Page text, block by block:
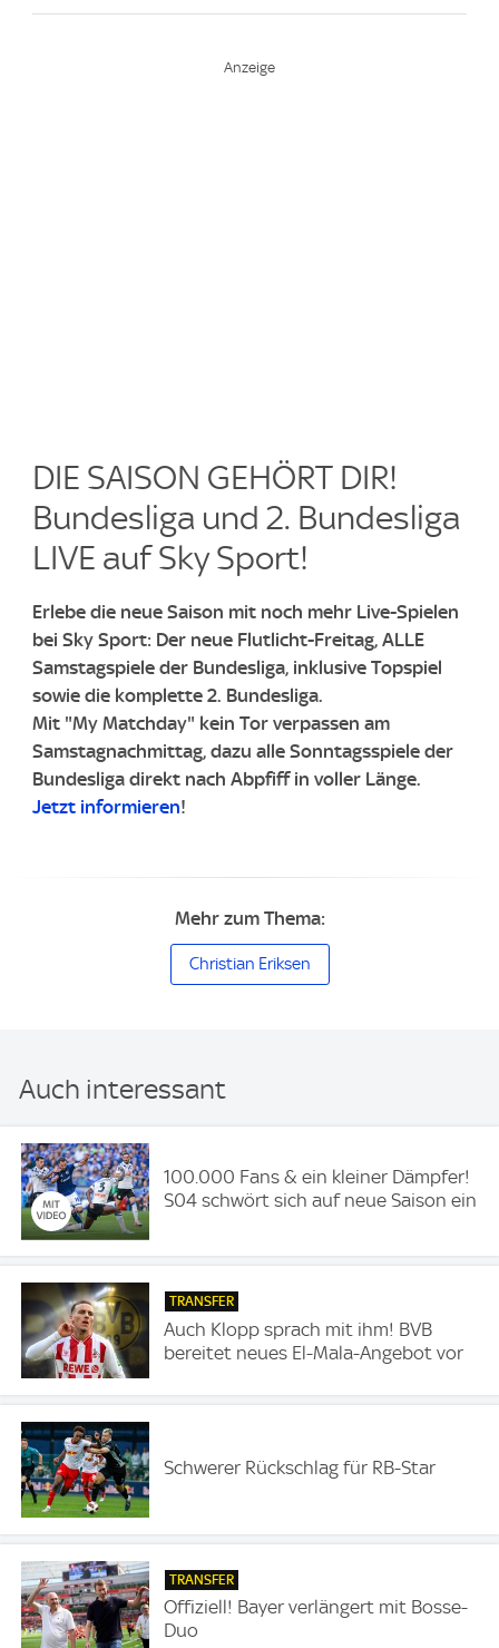
DIE SAISON GEHÖRT DIR!
Bundesliga und 2. Bundesliga
LIVE auf Sky Sport!
Erlebe die neue Saison mit noch mehr Live-Spielen
bei Sky Sport: Der neue Flutlicht-Freitag, ALLE
Samstagspiele der Bundesliga, inklusive Topspiel
sowie die komplette 2. Bundesliga.
Mit "My Matchday" kein Tor verpassen am
Samstagnachmittag, dazu alle Sonntagsspiele der
Bundesliga direkt nach Abpfiff in voller Länge.
Jetzt informieren!
Mehr zum Thema:
Christian Eriksen
Auch interessant
100.000 Fans & ein kleiner Dämpfer!
S04 schwört sich auf neue Saison ein
TRANSFER
Auch Klopp sprach mit ihm! BVB
bereitet neues El-Mala-Angebot vor
Schwerer Rückschlag für RB-Star
TRANSFER
Offiziell! Bayer verlängert mit Bosse-
Duo